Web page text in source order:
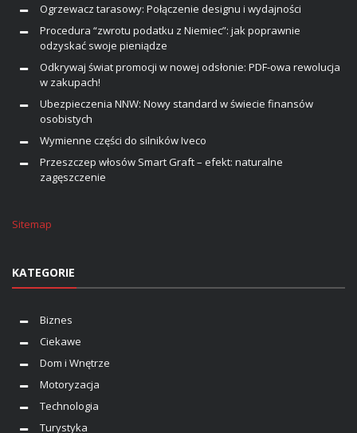
Ogrzewacz tarasowy: Połączenie designu i wydajności
Procedura “zwrotu podatku z Niemiec”: jak poprawnie
odzyskać swoje pieniądze
Odkrywaj świat promocji w nowej odsłonie: PDF-owa rewolucja
w zakupach!
Ubezpieczenia NNW: Nowy standard w świecie finansów
osobistych
Wymienne części do silników Iveco
Przeszczep włosów Smart Graft – efekt: naturalne
zagęszczenie
Sitemap
KATEGORIE
Biznes
Ciekawe
Dom i Wnętrze
Motoryzacja
Technologia
Turystyka